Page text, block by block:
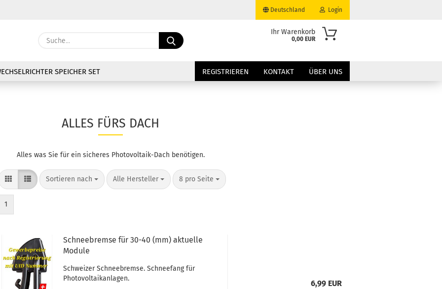
Deutschland
Lieferland
Login
Suche...
Ihr Warenkorb
0,00 EUR
SPEICHER SET REGISTRIEREN KONTAKT ÜBER UNS
ALLES FÜRS DACH
Alles was Sie für ein sicheres Photovoltaik-Dach benötigen.
Sortieren nach
Sortieren nach Alle Hersteller
pro Seite 8 pro Seite
pro Seite
1
Schneebremse für 30-40 (mm) aktuelle
Module
Schweizer Schneebremse. Schneefang für
Photovoltaikanlagen.
6,99 EUR